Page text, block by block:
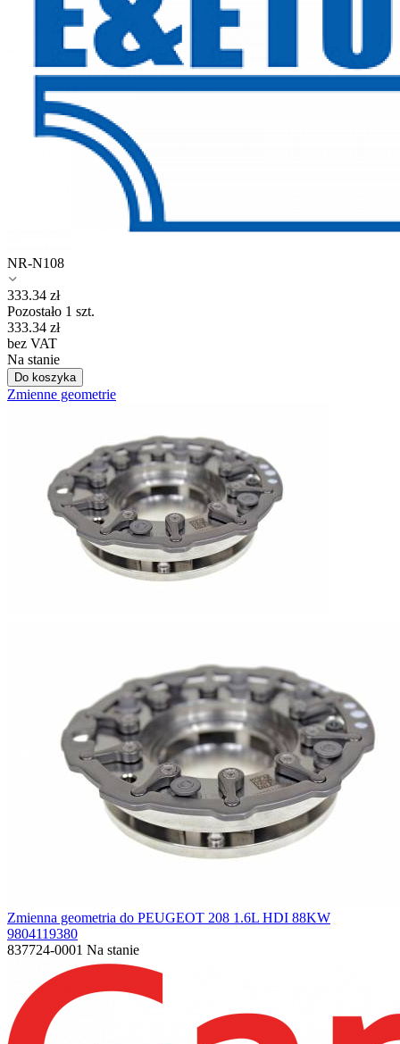
NR-N108
333.34 zł
Pozostało 1 szt.
333.34 zł
bez VAT
Na stanie
Do koszyka
Zmienne geometrie
Zmienna geometria do PEUGEOT 208 1.6L HDI 88KW
9804119380
837724-0001 Na stanie